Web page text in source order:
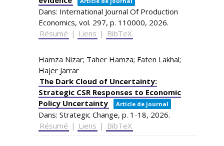
Dans: International Journal Of Production
Economics, vol. 297, p. 110000, 2026.
Résumé | Liens | BibTeX
Hamza Nizar; Taher Hamza; Faten Lakhal;
Hajer Jarrar
The Dark Cloud of Uncertainty:
Strategic CSR Responses to Economic
Policy Uncertainty
Article de journal
Dans: Strategic Change, p. 1-18, 2026.
Résumé | Liens | BibTeX